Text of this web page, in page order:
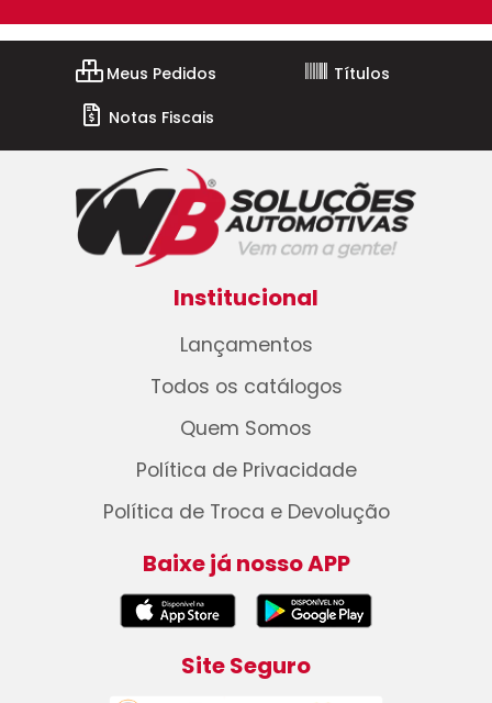
Meus Pedidos
Títulos
Notas Fiscais
Institucional
Lançamentos
Todos os catálogos
Quem Somos
Política de Privacidade
Política de Troca e Devolução
Baixe já nosso APP
Site Seguro